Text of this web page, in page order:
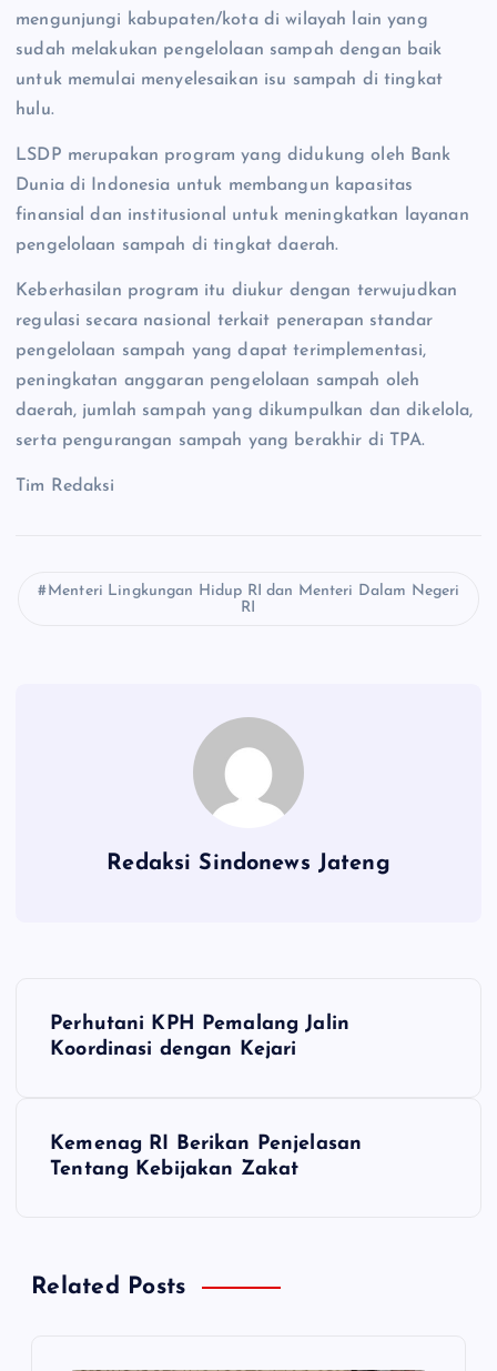
mengunjungi kabupaten/kota di wilayah lain yang
sudah melakukan pengelolaan sampah dengan baik
untuk memulai menyelesaikan isu sampah di tingkat
hulu.
LSDP merupakan program yang didukung oleh Bank
Dunia di Indonesia untuk membangun kapasitas
finansial dan institusional untuk meningkatkan layanan
pengelolaan sampah di tingkat daerah.
Keberhasilan program itu diukur dengan terwujudkan
regulasi secara nasional terkait penerapan standar
pengelolaan sampah yang dapat terimplementasi,
peningkatan anggaran pengelolaan sampah oleh
daerah, jumlah sampah yang dikumpulkan dan dikelola,
serta pengurangan sampah yang berakhir di TPA.
Tim Redaksi
Menteri Lingkungan Hidup RI dan Menteri Dalam Negeri
RI
Redaksi Sindonews Jateng
N
a
Perhutani KPH Pemalang Jalin
Koordinasi dengan Kejari
Kemenag RI Berikan Penjelasan
Tentang Kebijakan Zakat
Related Posts